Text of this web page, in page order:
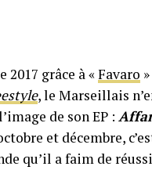
2017 grâce à «Favaro
, le Marseillais
de son EP :
et décembre,
qu’il a faim de